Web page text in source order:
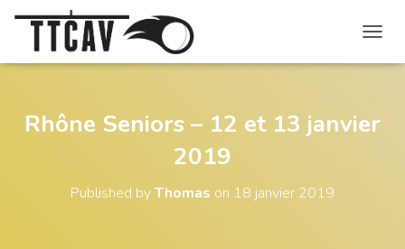
U
R
Rhône Seniors – 12 et 13 janvier
2019
Published byThomas on 18 janvier 2019